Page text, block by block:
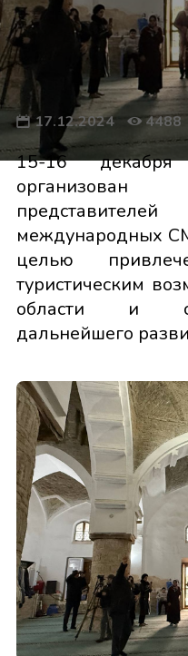
17.12.2024 4488
15-16
международных
целью
туристическим
области и
дальнейшего